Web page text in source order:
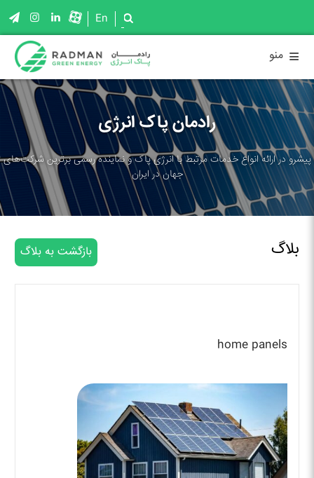
En
≡ منو
رادمان پاک انرژی
پیشرو در ارائه انواع خدمات مرتبط با انرژی پاک و نماینده رسمی برترین شرکت‌های
جهان در ایران
بلاگ بازگشت به بلاگ
home panels